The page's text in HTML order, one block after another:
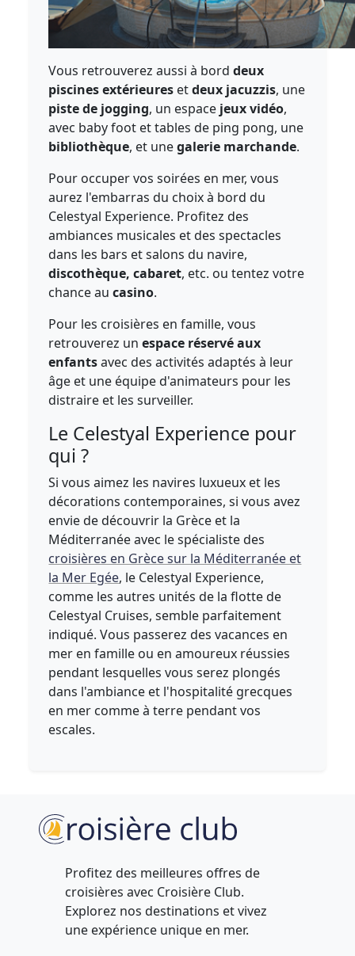
Vous retrouverez aussi à bord deux
piscines extérieures etdeux jacuzzis, une
piste de jogging, un espace jeux vidéo,
avec baby foot et tables de ping pong, une
bibliothèque, et unegalerie marchande.
Pour occuper vos soirées en mer, vous
aurez l'embarras du choix à bord du
Celestyal Experience. Profitez des
ambiances musicales et des spectacles
dans les bars et salons du navire,
discothèque, cabaret, etc. ou tentez votre
chance aucasino.
Pour les croisières en famille, vous
retrouverez unespace réservé aux
enfantsavec des activités adaptés à leur
âge et une équipe d'animateurs pour les
distraire et les surveiller.
Le Celestyal Experience pour
qui ?
Si vous aimez les navires luxueux et les
décorations contemporaines, si vous avez
envie de découvrir la Grèce et la
Méditerranée avec le spécialiste des
croisières en Grèce sur la Méditerranée et
la Mer Egée, le Celestyal Experience,
comme les autres unités de la flotte de
Celestyal Cruises, semble parfaitement
indiqué. Vous passerez des vacances en
mer en famille ou en amoureux réussies
pendant lesquelles vous serez plongés
dans l'ambiance et l'hospitalité grecques
en mer comme à terre pendant vos
escales.
Profitez des meilleures offres de
croisières avec Croisière Club.
Explorez nos destinations et vivez
une expérience unique en mer.